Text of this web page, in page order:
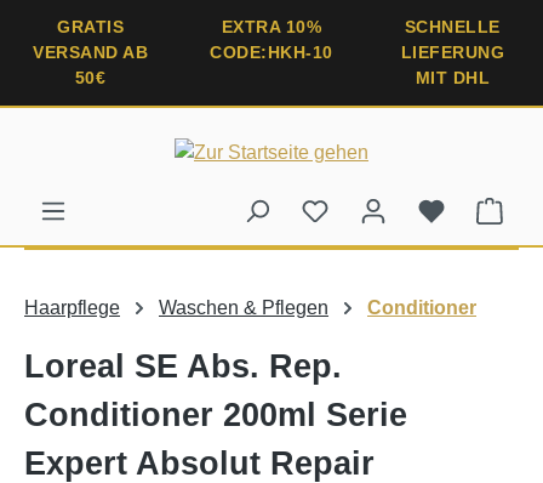
springen
GRATIS
VERSAND AB
50€
EXTRA 10%
CODE:HKH-10
SCHNELLE
LIEFERUNG
MIT DHL
Haarpflege Waschen & Pflegen Conditioner
Loreal SE Abs. Rep.
Conditioner 200ml Serie
Expert Absolut Repair